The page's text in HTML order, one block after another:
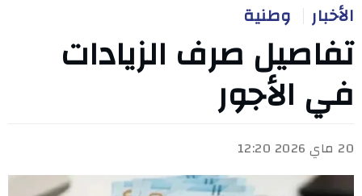
الأخبار وطنية
تفاصيل صرف الزيادات
في الأجور
20 ماي 2026 12:20